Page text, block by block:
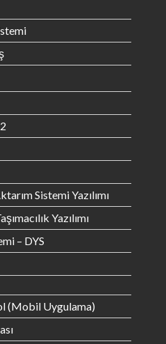
Sistemi Yazılımı
Yazılımı
– DYS
(Mobil Uygulama)